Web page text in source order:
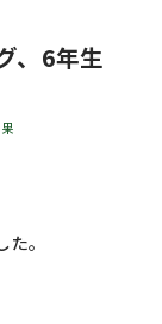
、6年生
。